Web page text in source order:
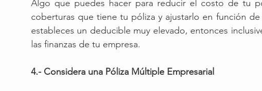
Algo que puedes hacer para reducir el costo de tu
coberturas que tiene tu póliza y ajustarlo en función
estableces un deducible muy elevado, entonces
las finanzas de tu empresa.
4.- Considera una Póliza Múltiple Empresarial